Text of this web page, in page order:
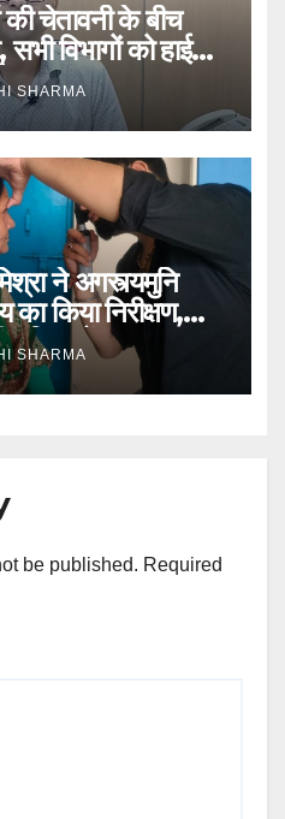
की चेतावनी के बीच
विभागों को हाई
SHARMA
ने अगस्त्यमुनि
किया निरीक्षण,
का बढ़ाया
SHARMA
be published. Required